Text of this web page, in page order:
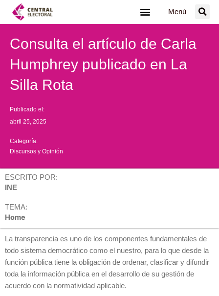
Menú
Consulta el artículo de Carla
Humphrey publicado en La
Silla Rota
Publicado el:
abril 25, 2025
Categoría:
Discursos y Opinión
ESCRITO POR:
INE
TEMA:
Home
La transparencia es uno de los componentes fundamentales de
todo sistema democrático como el nuestro, para lo que desde la
función pública tiene la obligación de ordenar, clasificar y difundir
toda la información pública en el desarrollo de su gestión de
acuerdo con la normatividad aplicable.